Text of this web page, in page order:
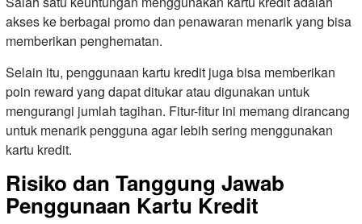
akses ke berbagai promo dan penawaran menarik yang bisa
memberikan penghematan.
Selain itu, penggunaan kartu kredit juga bisa memberikan
poin reward yang dapat ditukar atau digunakan untuk
mengurangi jumlah tagihan. Fitur-fitur ini memang dirancang
untuk menarik pengguna agar lebih sering menggunakan
kartu kredit.
Risiko dan Tanggung Jawab
Penggunaan Kartu Kredit